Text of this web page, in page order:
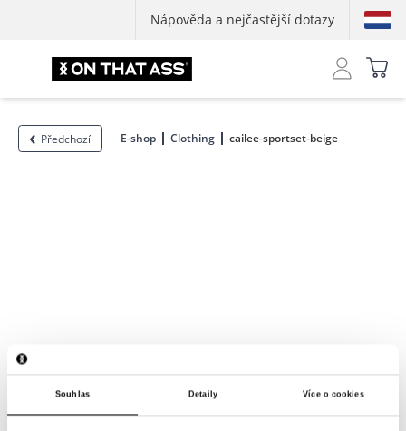
Souhlas Detaily Více o cookies
Nápověda a nejčastější dotazy
Předchozí E-shop Clothing cailee-sportset-beige